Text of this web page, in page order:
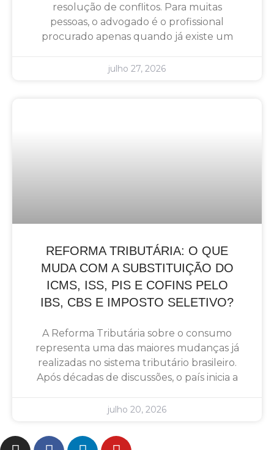
resolução de conflitos. Para muitas
pessoas, o advogado é o profissional
procurado apenas quando já existe um
julho 27, 2026
REFORMA TRIBUTÁRIA: O QUE
MUDA COM A SUBSTITUIÇÃO DO
ICMS, ISS, PIS E COFINS PELO
IBS, CBS E IMPOSTO SELETIVO?
A Reforma Tributária sobre o consumo
representa uma das maiores mudanças já
realizadas no sistema tributário brasileiro.
Após décadas de discussões, o país inicia a
julho 20, 2026